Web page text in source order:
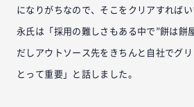
になりがちなので、そこをクリアすれば
永氏は「採用の難しさもある中で”餅は餅
だしアウトソース先をきちんと自社でグ
とって重要」と話しました。